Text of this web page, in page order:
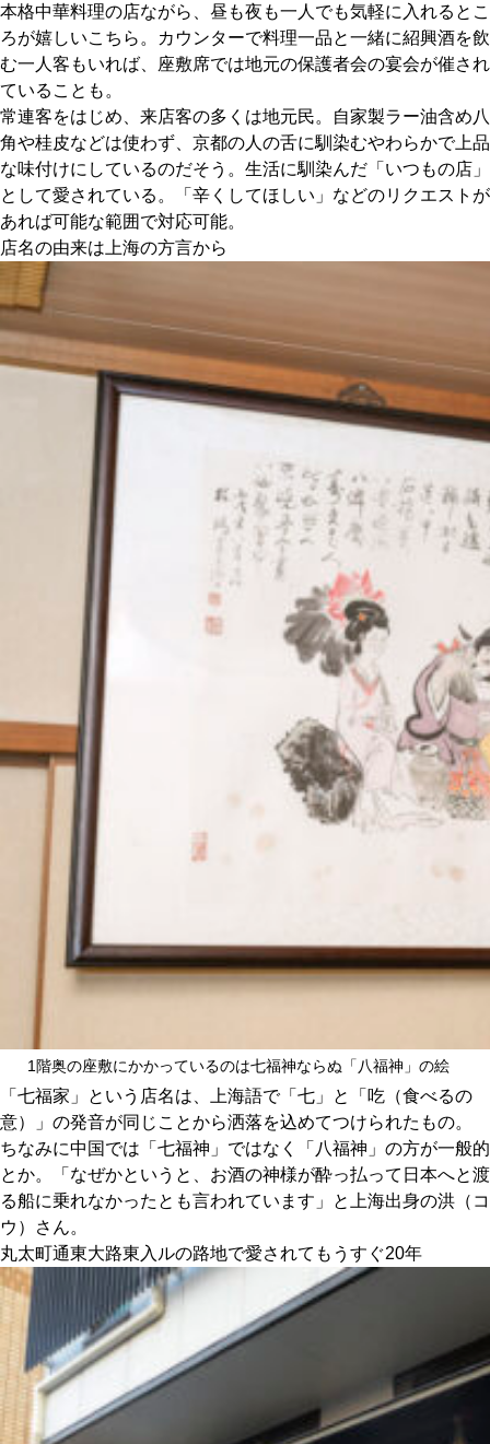
本格中華料理の店ながら、昼も夜も一人でも気軽に入れるとこ
ろが嬉しいこちら。カウンターで料理一品と一緒に紹興酒を飲
む一人客もいれば、座敷席では地元の保護者会の宴会が催され
ていることも。
常連客をはじめ、来店客の多くは地元民。自家製ラー油含め八
角や桂皮などは使わず、京都の人の舌に馴染むやわらかで上品
な味付けにしているのだそう。生活に馴染んだ「いつもの店」
として愛されている。「辛くしてほしい」などのリクエストが
あれば可能な範囲で対応可能。
店名の由来は上海の方言から
1階奥の座敷にかかっているのは七福神ならぬ「八福神」の絵
「七福家」という店名は、上海語で「七」と「吃（食べるの
意）」の発音が同じことから洒落を込めてつけられたもの。
ちなみに中国では「七福神」ではなく「八福神」の方が一般的
とか。「なぜかというと、お酒の神様が酔っ払って日本へと渡
る船に乗れなかったとも言われています」と上海出身の洪（コ
ウ）さん。
丸太町通東大路東入ルの路地で愛されてもうすぐ20年